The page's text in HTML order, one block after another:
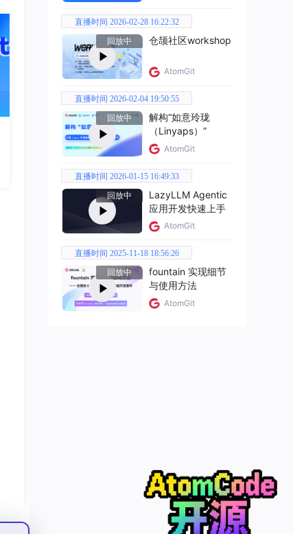
直播时间 2026-02-28 16:22:32
回放中
仓颉社区workshop
AtomGit
直播时间 2026-02-04 19:50:55
回放中
解构“如意玲珑
（Linyaps）”
AtomGit
直播时间 2026-01-15 16:49:33
回放中
LazyLLM Agentic
应用开发快速上手
AtomGit
直播时间 2025-11-18 18:56:26
回放中
fountain 实现细节
与使用方法
AtomGit